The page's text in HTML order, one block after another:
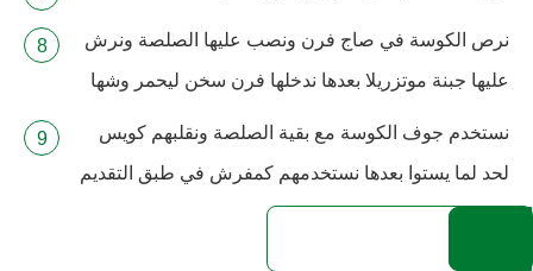
نرص الكوسة في صاج فرن ونصب عليها الصلصة ونرش
عليها جبنة موتزريلا بعدها ندخلها فرن سخن ليحمر وشها
نستخدم جوف الكوسة مع بقية الصلصة ونقلبهم كويس
لحد لما يستوا بعدها نستخدمهم كمفرش في طبق التقديم